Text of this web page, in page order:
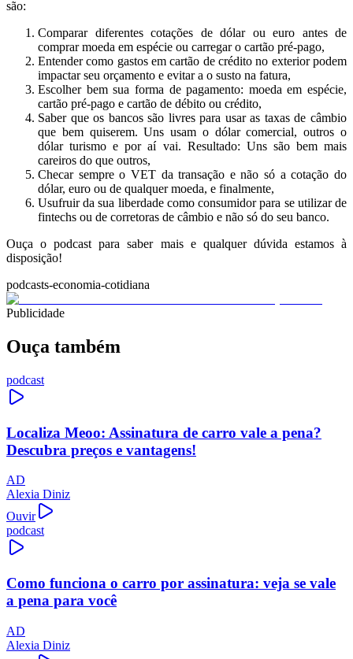
são:
Comparar diferentes cotações de dólar ou euro antes de
comprar moeda em espécie ou carregar o cartão pré-pago,
Entender como gastos em cartão de crédito no exterior podem
impactar seu orçamento e evitar a o susto na fatura,
Escolher bem sua forma de pagamento: moeda em espécie,
cartão pré-pago e cartão de débito ou crédito,
Saber que os bancos são livres para usar as taxas de câmbio
que bem quiserem. Uns usam o dólar comercial, outros o
dólar turismo e por aí vai. Resultado: Uns são bem mais
careiros do que outros,
Checar sempre o VET da transação e não só a cotação do
dólar, euro ou de qualquer moeda, e finalmente,
Usufruir da sua liberdade como consumidor para se utilizar de
fintechs ou de corretoras de câmbio e não só do seu banco.
Ouça o podcast para saber mais e qualquer dúvida estamos à
disposição!
podcasts-economia-cotidiana
Publicidade
Ouça também
podcast
Localiza Meoo: Assinatura de carro vale a pena?
Descubra preços e vantagens!
AD
Alexia Diniz
Ouvir
podcast
Como funciona o carro por assinatura: veja se vale
a pena para você
AD
Alexia Diniz